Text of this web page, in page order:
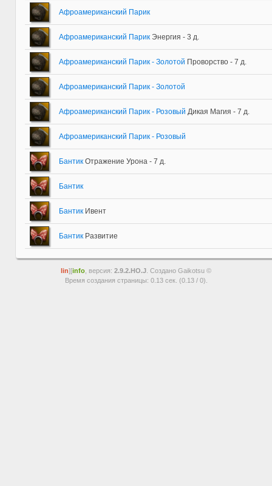
Афроамериканский Парик
Афроамериканский Парик Энергия - 3 д.
Афроамериканский Парик - Золотой Проворство - 7 д.
Афроамериканский Парик - Золотой
Афроамериканский Парик - Розовый Дикая Магия - 7 д.
Афроамериканский Парик - Розовый
Бантик Отражение Урона - 7 д.
Бантик
Бантик Ивент
Бантик Развитие
lin][info , версия: 2.9.2.HO.J . Создано Gaikotsu ©
Время создания страницы: 0.13 сек. (0.13 / 0).